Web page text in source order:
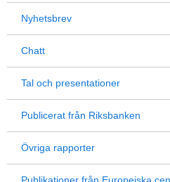
Nyhetsbrev
Chatt
Tal och presentationer
Publicerat från Riksbanken
Övriga rapporter